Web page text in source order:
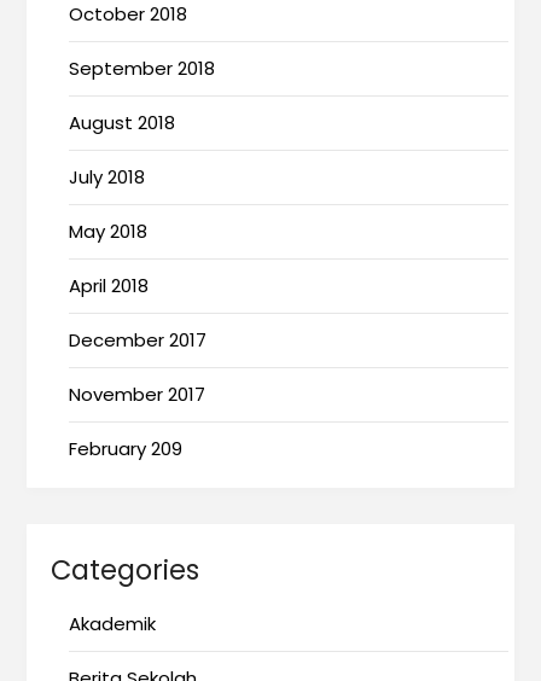
October 2018
September 2018
August 2018
July 2018
May 2018
April 2018
December 2017
November 2017
February 209
Categories
Akademik